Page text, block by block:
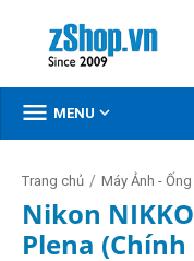
 MENU 
Trang chủ / Máy Ảnh - Ống
Nikon
Plena (Chính